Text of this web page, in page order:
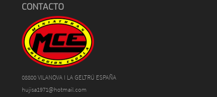
CONTACTO
08800 VILANOVA I LA GELTRÚ ESPAÑA
hujisa1971@hotmail.com